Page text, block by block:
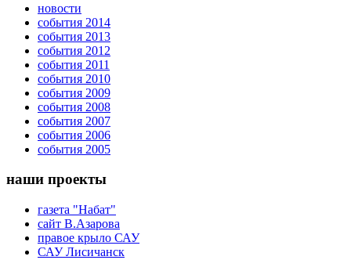
новости
события 2014
события 2013
события 2012
события 2011
события 2010
события 2009
события 2008
события 2007
события 2006
события 2005
наши проекты
газета "Набат"
сайт В.Азарова
правое крыло САУ
САУ Лисичанск